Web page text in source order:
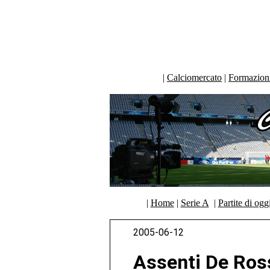
| Calciomercato |
| Home| Serie A | Partite di
2005-06-12
Assenti De